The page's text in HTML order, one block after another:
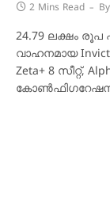
2 Mins Read By
24.79 ലക്ഷം രൂപ
വാഹനമായ Invicto
Zeta+ 8 സീറ്റ്,